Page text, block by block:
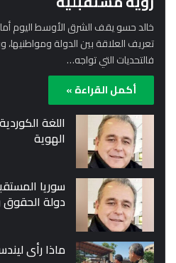
خالد حسو يقف الشرق الأوسط اليوم
تعريف العلاقة بين الدولة
فالتحديات التي تواجه…
أكمل القراءة »
اللغة
الهوية
سوريا
دولة الحقوق
ماذا رأى